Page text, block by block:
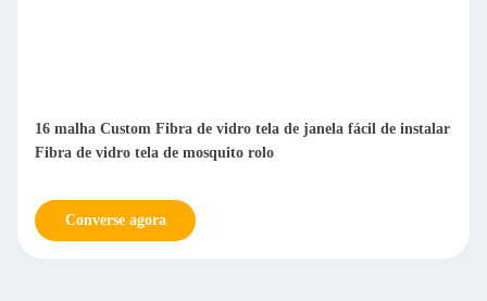
16 malha Custom Fibra de vidro tela de janela fácil de instalar
Fibra de vidro tela de mosquito rolo
Converse agora